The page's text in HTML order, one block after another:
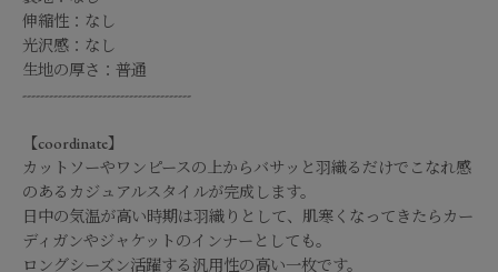
伸縮性：なし
光沢感：なし
生地の厚さ：普通
--------------------------------------
【coordinate】
カットソーやワンピースの上からバサッと羽織るだけでこなれ感
のあるカジュアルスタイルが完成します。
日中の気温が高い時期は羽織りとして、肌寒くなってきたらカー
ディガンやジャケットのインナーとしても。
ロングシーズン活躍する汎用性の高い一枚です。